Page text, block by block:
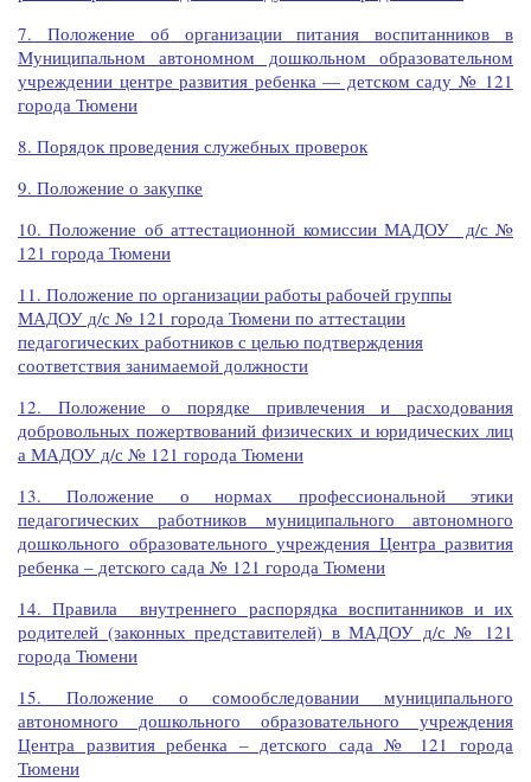
7. Положение об организации питания воспитанников в
Муниципальном автономном дошкольном образовательном
учреждении центре развития ребенка — детском саду № 121
города Тюмени
8. Порядок проведения служебных проверок
9. Положение о закупке
10. Положение об аттестационной комиссии МАДОУ д/с №
121 города Тюмени
11. Положение по организации работы рабочей группы
МАДОУ д/с № 121 города Тюмени по аттестации
педагогических работников с целью подтверждения
соответствия занимаемой должности
12. Положение о порядке привлечения и расходования
добровольных пожертвований физических и юридических лиц
а МАДОУ д/с № 121 города Тюмени
13. Положение о нормах профессиональной этики
педагогических работников муниципального автономного
дошкольного образовательного учреждения Центра развития
ребенка – детского сада № 121 города Тюмени
14. Правила внутреннего распорядка воспитанников и их
родителей (законных представителей) в МАДОУ д/с № 121
города Тюмени
15. Положение о сомообследовании муниципального
автономного дошкольного образовательного учреждения
Центра развития ребенка – детского сада № 121 города
Тюмени